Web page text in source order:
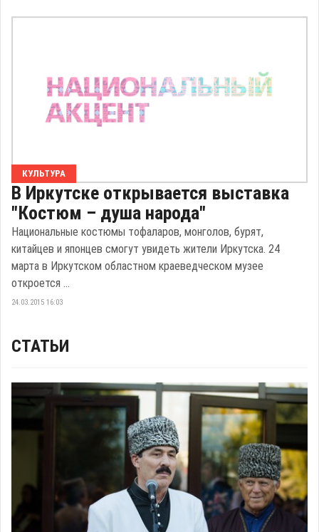
КУЛЬТУРА
В Иркутске открывается выставка
"Костюм – душа народа"
Национальные костюмы тофаларов, монголов, бурят,
китайцев и японцев смогут увидеть жители Иркутска. 24
марта в Иркутском областном краеведческом музее
откроется ...
24.03.2015 16:03
СТАТЬИ